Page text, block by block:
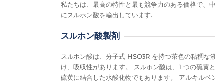
私たちは、最高の特性と最も競争力のある価格で、
にスルホン酸を輸出しています.
スルホン酸製剤
スルホン酸は、分子式 HSO3R を持つ茶色の粘稠な
け、吸収性があります。 スルホン酸は、1 つの硫黄
硫黄に結合した水酸化物でもあります。 アルキルベ